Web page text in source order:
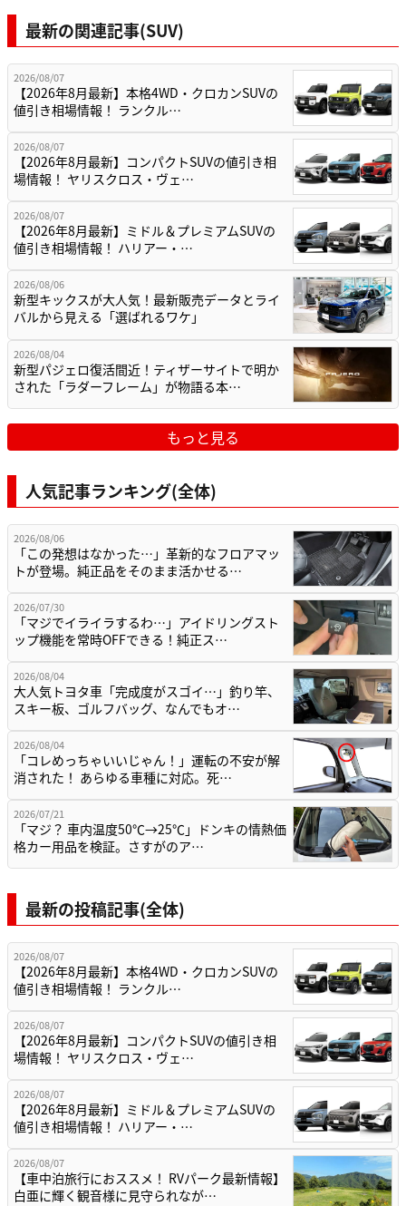
最新の関連記事(SUV)
2026/08/07
【2026年8月最新】本格4WD・クロカンSUVの
値引き相場情報！ ランクル…
2026/08/07
【2026年8月最新】コンパクトSUVの値引き相
場情報！ ヤリスクロス・ヴェ…
2026/08/07
【2026年8月最新】ミドル＆プレミアムSUVの
値引き相場情報！ ハリアー・…
2026/08/06
新型キックスが大人気！最新販売データとライ
バルから見える「選ばれるワケ」
2026/08/04
新型パジェロ復活間近！ティザーサイトで明か
された「ラダーフレーム」が物語る本…
もっと見る
人気記事ランキング(全体)
2026/08/06
「この発想はなかった…」革新的なフロアマッ
トが登場。純正品をそのまま活かせる…
2026/07/30
「マジでイライラするわ…」アイドリングスト
ップ機能を常時OFFできる！純正ス…
2026/08/04
大人気トヨタ車「完成度がスゴイ…」釣り竿、
スキー板、ゴルフバッグ、なんでもオ…
2026/08/04
「コレめっちゃいいじゃん！」運転の不安が解
消された！ あらゆる車種に対応。死…
2026/07/21
「マジ？ 車内温度50℃→25℃」ドンキの情熱価
格カー用品を検証。さすがのア…
最新の投稿記事(全体)
2026/08/07
【2026年8月最新】本格4WD・クロカンSUVの
値引き相場情報！ ランクル…
2026/08/07
【2026年8月最新】コンパクトSUVの値引き相
場情報！ ヤリスクロス・ヴェ…
2026/08/07
【2026年8月最新】ミドル＆プレミアムSUVの
値引き相場情報！ ハリアー・…
2026/08/07
【車中泊旅行におススメ！ RVパーク最新情報】
白亜に輝く観音様に見守られなが…